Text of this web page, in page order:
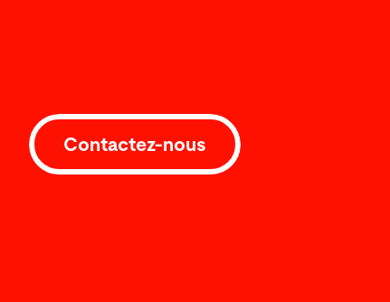
Contactez-nous